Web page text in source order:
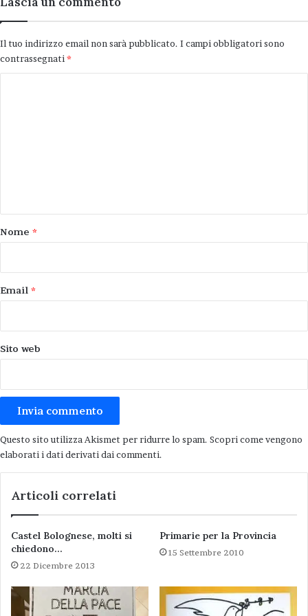
Il tuo indirizzo email non sarà pubblicato. I campi obbligatori sono
contrassegnati *
o
Nome *
Email *
Sito web
Questo sito utilizza Akismet per ridurre lo spam. Scopri come vengono
elaborati i dati derivati dai commenti.
Articoli correlati
Castel Bolognese, molti si
chiedono…
22 Dicembre 2013
Primarie per la Provincia
15 Settembre 2010